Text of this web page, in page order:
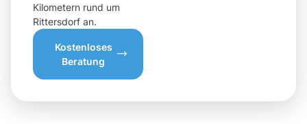
Kilometern rund um
Rittersdorf an.
Kostenloses
Beratung